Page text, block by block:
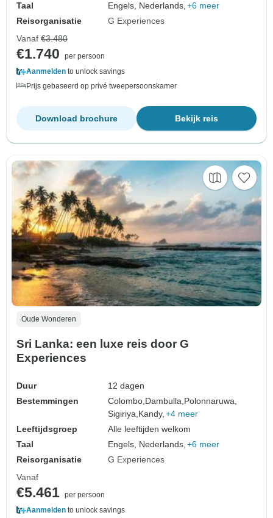
Taal
Engels, Nederlands, +6 meer
Reisorganisatie
G Experiences
Vanaf €3.480
€1.740
per persoon
Aanmelden to unlock savings
Prijs gebaseerd op privé tweepersoonskamer
Bekijk reis
Download brochure
Oude Wonderen
Sri Lanka: een luxe reis door G
Experiences
Duur
12 dagen
Bestemmingen
Colombo,Dambulla,Polonnaruwa,
Sigiriya,Kandy, +4 meer
Leeftijdsgroep
Alle leeftijden welkom
Taal
Engels, Nederlands, +6 meer
Reisorganisatie
G Experiences
Vanaf
€5.461 per persoon
Aanmelden to unlock savings